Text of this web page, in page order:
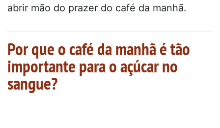
abrir mão do prazer do café da manhã.
Por que o café da manhã é tão
importante para o açúcar no
sangue?